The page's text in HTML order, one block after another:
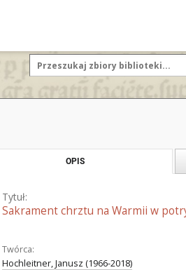
OPIS
Tytuł:
Sakrament chrztu na Warmii w
Twórca:
Hochleitner, Janusz (1966-2018)